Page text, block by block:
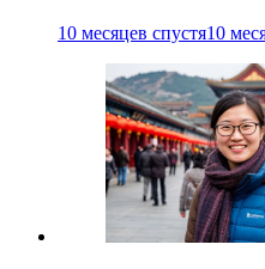
10 месяцев спустя10